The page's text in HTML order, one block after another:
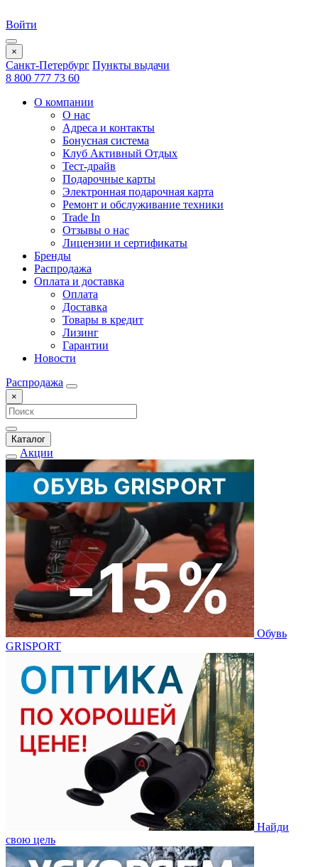
Войти
×
Санкт-Петербург Пункты выдачи
8 800 777 73 60
О компании
О нас
Адреса и контакты
Бонусная система
Клуб Активный Отдых
Тест-драйв
Подарочные карты
Электронная подарочная карта
Ремонт и обслуживание техники
Trade In
Отзывы о нас
Лицензии и сертификаты
Бренды
Распродажа
Оплата и доставка
Оплата
Доставка
Товары в кредит
Лизинг
Гарантии
Новости
Распродажа
×
Каталог
Акции
Обувь
GRISPORT
Найди
свою цель